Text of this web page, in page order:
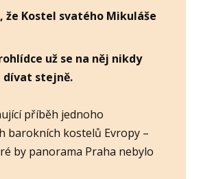
že Kostel svatého Mikuláše
už se na něj nikdy
dívat stejně.
příběh jednoho
barokních kostelů Evropy –
by panorama Praha nebylo